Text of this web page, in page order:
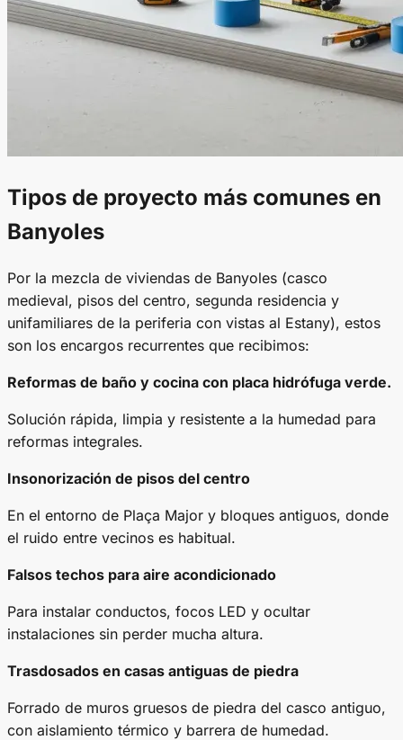
Tipos de proyecto más comunes en
Banyoles
Por la mezcla de viviendas de Banyoles (casco
medieval, pisos del centro, segunda residencia y
unifamiliares de la periferia con vistas al Estany), estos
son los encargos recurrentes que recibimos:
Reformas de baño y cocina con placa hidrófuga verde.
Solución rápida, limpia y resistente a la humedad para
reformas integrales.
Insonorización de pisos del centro
En el entorno de Plaça Major y bloques antiguos, donde
el ruido entre vecinos es habitual.
Falsos techos para aire acondicionado
Para instalar conductos, focos LED y ocultar
instalaciones sin perder mucha altura.
Trasdosados en casas antiguas de piedra
Forrado de muros gruesos de piedra del casco antiguo,
con aislamiento térmico y barrera de humedad.